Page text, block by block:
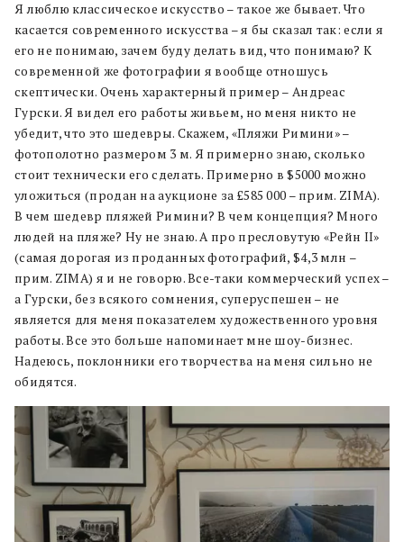
Я люблю классическое искусство – такое же бывает. Что
касается современного искусства – я бы сказал так: если я
его не понимаю, зачем буду делать вид, что понимаю? К
современной же фотографии я вообще отношусь
скептически. Очень характерный пример – Андреас
Гурски. Я видел его работы живьем, но меня никто не
убедит, что это шедевры. Скажем, «Пляжи Римини» –
фотополотно размером 3 м. Я примерно знаю, сколько
стоит технически его сделать. Примерно в $5000 можно
уложиться (продан на аукционе за £585 000 – прим. ZIMA).
В чем шедевр пляжей Римини? В чем концепция? Много
людей на пляже? Ну не знаю. А про пресловутую «Рейн II»
(самая дорогая из проданных фотографий, $4,3 млн –
прим. ZIMA) я и не говорю. Все-таки коммерческий успех –
а Гурски, без всякого сомнения, суперуспешен – не
является для меня показателем художественного уровня
работы. Все это больше напоминает мне шоу-бизнес.
Надеюсь, поклонники его творчества на меня сильно не
обидятся.